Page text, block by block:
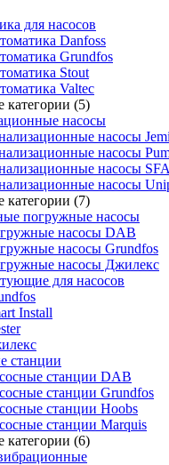
для насосов
Danfoss
Grundfos
Stout
Valtec
категории (5)
насосы
насосы
насосы
насосы SFA
насосы
категории (7)
погружные насосы
насосы DAB
насосы Grundfos
насосы Джилекс
для насосов
Install
станции
станции DAB
станции Grundfos
станции Hoobs
станции Marquis
категории (6)